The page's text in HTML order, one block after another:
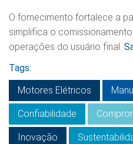
O fornecimento fortalece a
simplifica o
operações do usuário final.
Tags:
Motores Elétricos
Confiabilidade
Inovação